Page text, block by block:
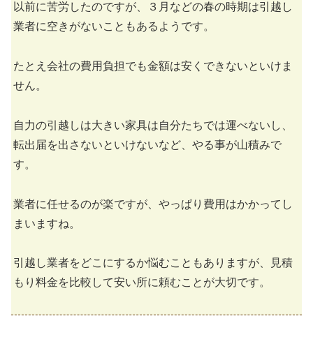
以前に苦労したのですが、３月などの春の時期は引越し
業者に空きがないこともあるようです。
たとえ会社の費用負担でも金額は安くできないといけま
せん。
自力の引越しは大きい家具は自分たちでは運べないし、
転出届を出さないといけないなど、やる事が山積みで
す。
業者に任せるのが楽ですが、やっぱり費用はかかってし
まいますね。
引越し業者をどこにするか悩むこともありますが、見積
もり料金を比較して安い所に頼むことが大切です。